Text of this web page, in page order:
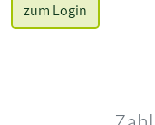
zum Login